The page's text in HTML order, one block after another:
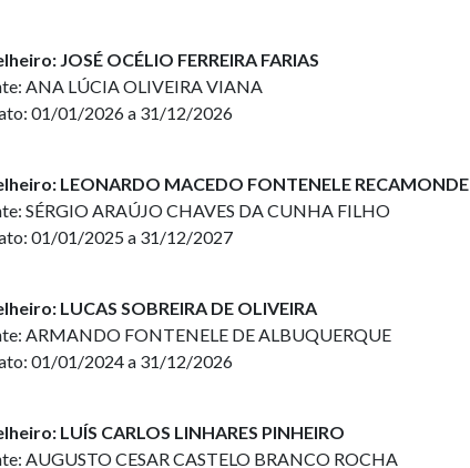
JOSÉ OCÉLIO FERREIRA FARIAS
ANA LÚCIA OLIVEIRA VIANA
01/01/2026 a 31/12/2026
LEONARDO MACEDO FONTENELE RECAMONDE
SÉRGIO ARAÚJO CHAVES DA CUNHA FILHO
01/01/2025 a 31/12/2027
LUCAS SOBREIRA DE OLIVEIRA
ARMANDO FONTENELE DE ALBUQUERQUE
01/01/2024 a 31/12/2026
LUÍS CARLOS LINHARES PINHEIRO
AUGUSTO CESAR CASTELO BRANCO ROCHA